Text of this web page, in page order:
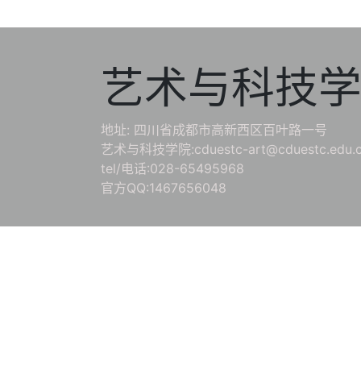
艺术与科技
地址: 四川省成都市高新西区百叶路一号
艺术与科技学院:cduestc-
tel/电话:028-65495968
官方QQ:1467656048